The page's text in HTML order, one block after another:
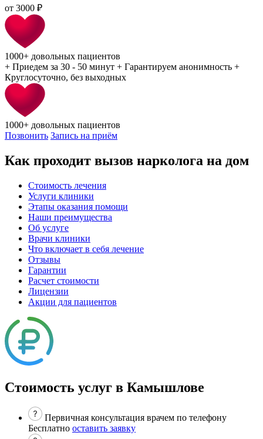
от 3000 ₽
1000+ довольных пациентов
+ Приедем за 30 - 50 минут + Гарантируем анонимность +
Круглосуточно, без выходных
1000+ довольных пациентов
Позвонить Запись на приём
Как проходит вызов нарколога на дом
Стоимость лечения
Услуги клиники
Этапы оказания помощи
Наши преимущества
Об услуге
Врачи клиники
Что включает в себя лечение
Отзывы
Гарантии
Расчет стоимости
Лицензии
Акции для пациентов
Стоимость услуг в Камышлове
Первичная консультация врачем по телефону
Бесплатно оставить заявку